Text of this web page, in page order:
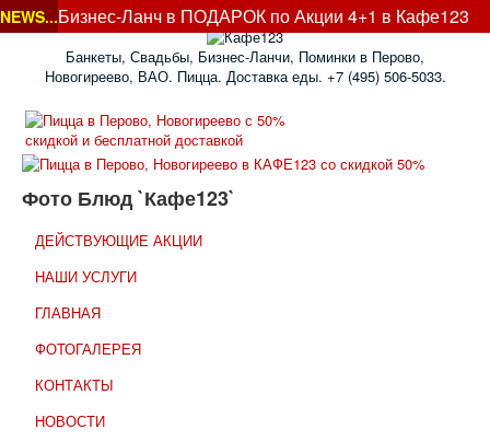
Банкеты, Свадьбы, Бизнес-Ланчи, Поминки в Перово,
Новогиреево, ВАО. Пицца. Доставка еды. +7 (495) 506-5033.
NEWS...Бизнес-Ланч в ПОДАРОК по Акции 4+1 в Кафе123
на Ку ...
Фото Блюд `Кафе123`
ДЕЙСТВУЮЩИЕ АКЦИИ
НАШИ УСЛУГИ
ГЛАВНАЯ
ФОТОГАЛЕРЕЯ
КОНТАКТЫ
НОВОСТИ